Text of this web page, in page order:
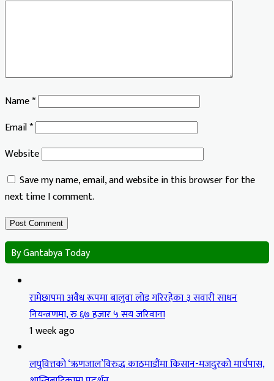
Name*
Email*
Website
Save my name, email, and website in this browser for the
next time I comment.
By Gantabya Today
रामेछापमा अवैध रूपमा बालुवा लोड गरिरहेका ३ सवारी साधन
नियन्त्रणमा, रु ६७ हजार ५ सय जरिवाना
1 week ago
लघुवित्तको ‘ऋणजाल’विरुद्ध काठमाडौंमा किसान-मजदुरको मार्चपास,